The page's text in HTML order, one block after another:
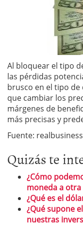
Al bloquear el tipo
las pérdidas
brusco en el tipo
que cambiar los
márgenes de
más precisas y
Fuente: realbusiness
Quizás te
¿Cómo
moneda a
¿Qué es el
¿Qué supone
nuestras